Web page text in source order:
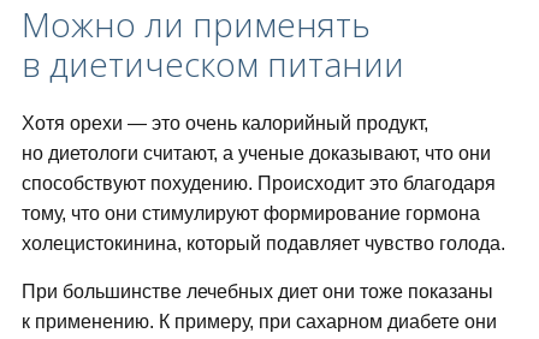
Можно ли применять
в диетическом питании
Хотя орехи — это очень калорийный продукт,
но диетологи считают, а ученые доказывают, что они
способствуют похудению. Происходит это благодаря
тому, что они стимулируют формирование гормона
холецистокинина, который подавляет чувство голода.
При большинстве лечебных диет они тоже показаны
к применению. К примеру, при сахарном диабете они